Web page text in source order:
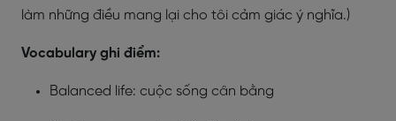
làm những điều mang lại cho tôi cảm giác ý nghĩa.)
Vocabulary ghi điểm:
Balanced life: cuộc sống cân bằng